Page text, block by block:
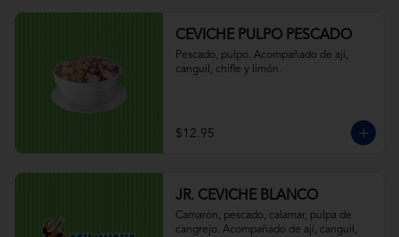
CEVICHE PULPO PESCADO
Pescado, pulpo. Acompañado de ají,
canguil, chifle y limón.
$12.95
JR. CEVICHE BLANCO
Camarón, pescado, calamar, pulpa de
cangrejo. Acompañado de ají, canguil,